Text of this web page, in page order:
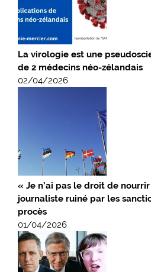
La virologie est une
de 2 médecins néo-zélandais
02/04/2026
« Je n’ai pas le droit de
journaliste ruiné par les
procès
01/04/2026